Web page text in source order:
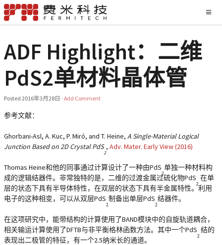
ADF Highlight：二维
PdS2单材料晶体管
Posted 2016年3月28日 · Add Comment
参考文献：
Ghorbani-Asl, A. Kuc, P. Miró, and T. Heine, A Single-Material Logical
Junction Based on 2D Crystal PdS
2
, Adv. Mater. Early View (2016)
Thomas Heine和他的同事通过计算设计了一种由PdS
2
单独一种材料构
成的逻辑结器件。非常独特的是，二维的过渡金属过硫化物PdS
2
在单
层的状态下具有半导体特性，在双层的状态下具有半金属特性。利用
电子的这种相变，可以从双层PdS
2
制备出单层PdS
2
结器件。
在这项研究中，能带结构的计算使用了BAND模块中的自旋轨道耦合，
相关输运计算使用了DFTB与非平衡格林函数方法。其中一个PdS
2
结的
表现出二极管的特征，有一个2.5纳米长的通道。